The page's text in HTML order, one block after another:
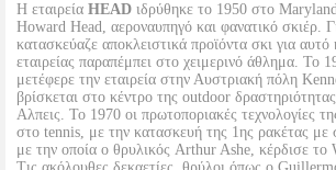
Η εταιρεία HEAD ιδρύθηκε το 1950 στο
Howard Head, αεροναυπηγό και φανατικό σκιέρ.
κατασκεύαζε αποκλειστικά προϊόντα σκι για αυτό
εταιρείας παραπέμπει στο χειμερινό άθλημα. Το
μετέφερε την εταιρεία στην Αυστριακή πόλη
βρίσκεται στο κέντρο της outdoor
Αλπεις. Το 1970 οι πρωτοποριακές τεχνολογίες
στο tennis, με την κατασκευή της 1ης ρακέτας με
με την οποία ο θρυλικός Arthur Ashe, κέρδισε